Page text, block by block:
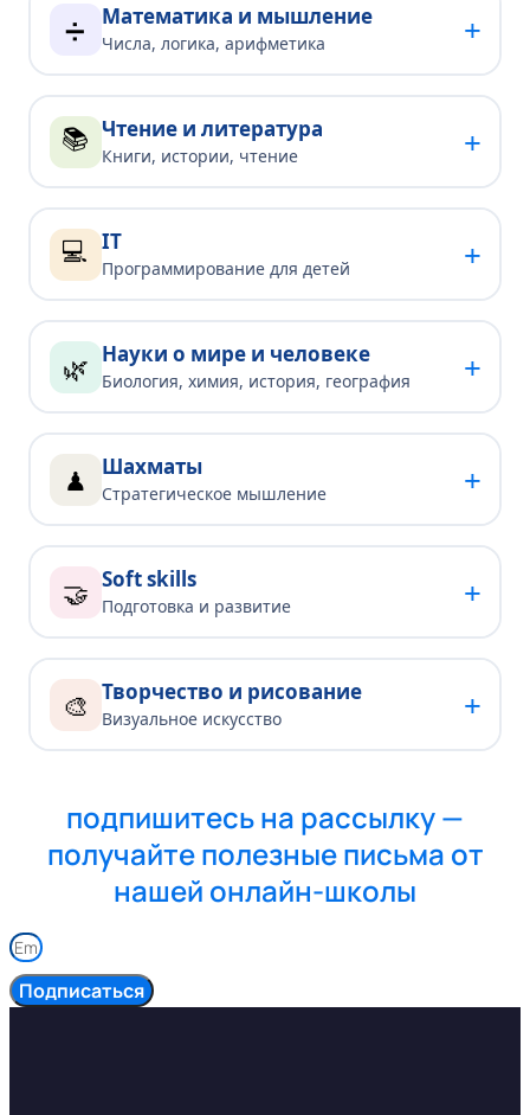
➗ Математика и мышление
Числа, логика, арифметика +
📚 Чтение и литература
Книги, истории, чтение +
💻 IT
Программирование для детей +
🌿 Науки о мире и человеке
Биология, химия, история, география +
♟ Шахматы
Стратегическое мышление +
🤝 Soft skills
Подготовка и развитие +
🎨 Творчество и рисование
Визуальное искусство +
подпишитесь на рассылку —
получайте полезные письма от
нашей онлайн-школы
Подписаться